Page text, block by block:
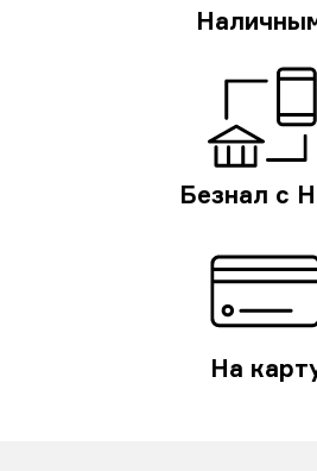
Безнал с
На